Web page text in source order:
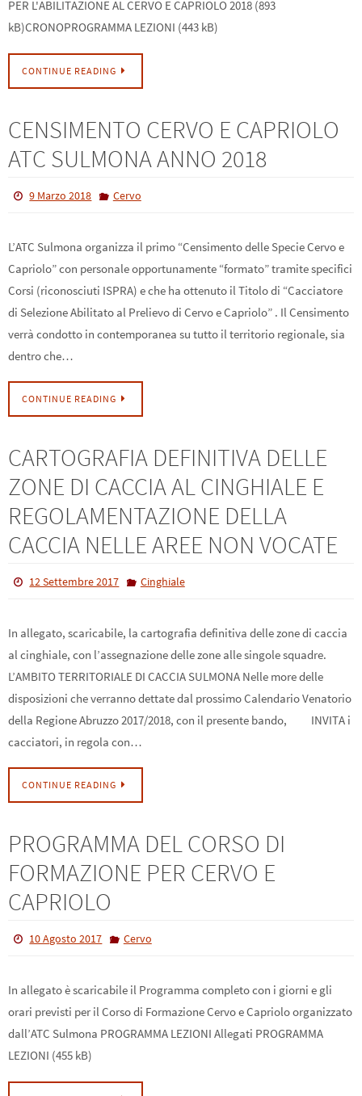
PER L'ABILITAZIONE AL CERVO E CAPRIOLO 2018 (893
kB)CRONOPROGRAMMA LEZIONI (443 kB)
CONTINUE READING
CENSIMENTO CERVO E CAPRIOLO
ATC SULMONA ANNO 2018
9 Marzo 2018 Cervo
L’ATC Sulmona organizza il primo “Censimento delle Specie Cervo e
Capriolo” con personale opportunamente “formato” tramite specifici
Corsi (riconosciuti ISPRA) e che ha ottenuto il Titolo di “Cacciatore
di Selezione Abilitato al Prelievo di Cervo e Capriolo” . Il Censimento
verrà condotto in contemporanea su tutto il territorio regionale, sia
dentro che…
CONTINUE READING
CARTOGRAFIA DEFINITIVA DELLE
ZONE DI CACCIA AL CINGHIALE E
REGOLAMENTAZIONE DELLA
CACCIA NELLE AREE NON VOCATE
12 Settembre 2017 Cinghiale
In allegato, scaricabile, la cartografia definitiva delle zone di caccia
al cinghiale, con l’assegnazione delle zone alle singole squadre.
L’AMBITO TERRITORIALE DI CACCIA SULMONA Nelle more delle
disposizioni che verranno dettate dal prossimo Calendario Venatorio
della Regione Abruzzo 2017/2018, con il presente bando, INVITA i
cacciatori, in regola con…
CONTINUE READING
PROGRAMMA DEL CORSO DI
FORMAZIONE PER CERVO E
CAPRIOLO
10 Agosto 2017 Cervo
In allegato è scaricabile il Programma completo con i giorni e gli
orari previsti per il Corso di Formazione Cervo e Capriolo organizzato
dall’ATC Sulmona PROGRAMMA LEZIONI Allegati PROGRAMMA
LEZIONI (455 kB)